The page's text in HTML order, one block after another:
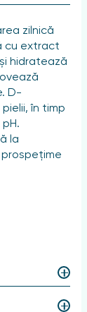
zilnică
cu extract
hidratează
D-
în timp
la
clătiți cu